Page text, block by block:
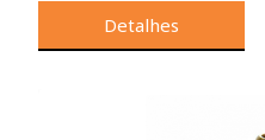
Detalhes